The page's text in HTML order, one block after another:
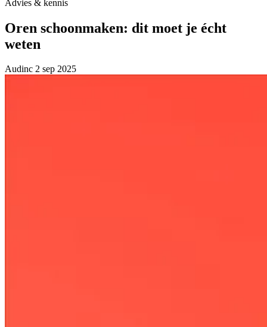
Advies & kennis
Oren schoonmaken: dit moet je écht
weten
Audinc 2 sep 2025